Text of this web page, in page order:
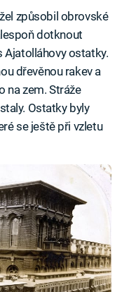
způsobil obrovské
dotknout
Ajatolláhovy ostatky.
dřevěnou rakev a
na zem. Stráže
Ostatky byly
se ještě při vzletu